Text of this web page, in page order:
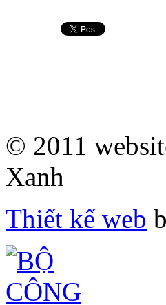
© 2011
Xanh
Thiết kế web